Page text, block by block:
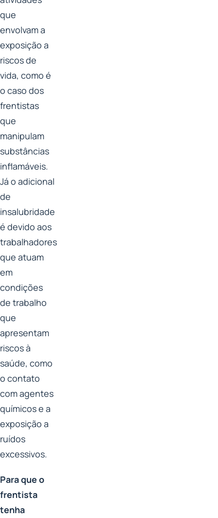
que
envolvam a
exposição a
riscos de
vida, como é
o caso dos
frentistas
que
manipulam
substâncias
inflamáveis.
Já o adicional
de
insalubridade
é devido aos
trabalhadores
que atuam
em
condições
de trabalho
que
apresentam
riscos à
saúde, como
o contato
com agentes
químicos e a
exposição a
ruídos
excessivos.
Para que o
frentista
tenha